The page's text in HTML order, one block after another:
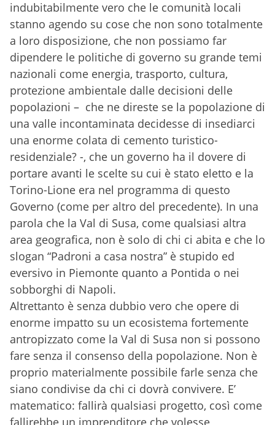
indubitabilmente vero che le comunità locali
stanno agendo su cose che non sono totalmente
a loro disposizione, che non possiamo far
dipendere le politiche di governo su grande temi
nazionali come energia, trasporto, cultura,
protezione ambientale dalle decisioni delle
popolazioni – che ne direste se la popolazione di
una valle incontaminata decidesse di insediarci
una enorme colata di cemento turistico-
residenziale? -, che un governo ha il dovere di
portare avanti le scelte su cui è stato eletto e la
Torino-Lione era nel programma di questo
Governo (come per altro del precedente). In una
parola che la Val di Susa, come qualsiasi altra
area geografica, non è solo di chi ci abita e che lo
slogan “Padroni a casa nostra” è stupido ed
eversivo in Piemonte quanto a Pontida o nei
sobborghi di Napoli.
Altrettanto è senza dubbio vero che opere di
enorme impatto su un ecosistema fortemente
antropizzato come la Val di Susa non si possono
fare senza il consenso della popolazione. Non è
proprio materialmente possibile farle senza che
siano condivise da chi ci dovrà convivere. E’
matematico: fallirà qualsiasi progetto, così come
fallirebbe un imprenditore che volesse